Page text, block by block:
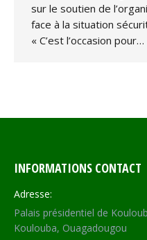
sur le soutien de
face à la situation
« C’est l’occasion pour…
INFORMATIONS CONTACT
Adresse:
Palais présidentiel de
Koulouba, Ouagadougou